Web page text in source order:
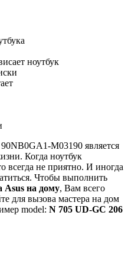
ноутбук
M03190 является
Когда ноутбук
всегда не приятно. И иногда
Чтобы выполнить
Asus на дому, Вам всего
для вызова мастера на дом
model: N 705 UD-GC 206